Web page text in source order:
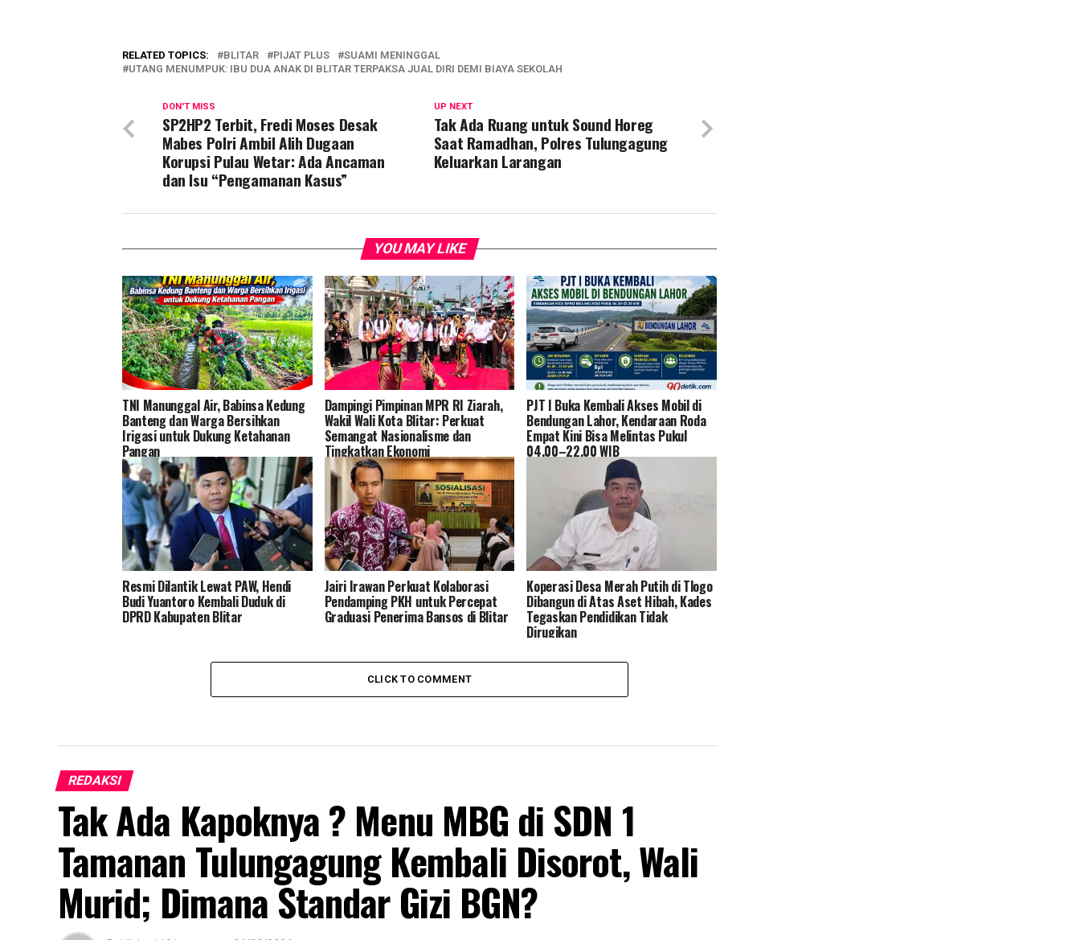
RELATED TOPICS: BLITAR PIJAT PLUS
SUAMI MENINGGAL
UTANG MENUMPUK: IBU DUA ANAK DI BLITAR TERPAKSA JUAL DIRI DEMI BIAYA SEKOLAH
UP NEXT
Tak Ada Ruang untuk Sound Horeg
Saat Ramadhan, Polres Tulungagung
Keluarkan Larangan
DON'T MISS
SP2HP2 Terbit, Fredi Moses Desak
Mabes Polri Ambil Alih Dugaan
Korupsi Pulau Wetar: Ada Ancaman
dan Isu “Pengamanan Kasus”
YOU MAY LIKE
TNI Manunggal Air, Babinsa Kedung
Banteng dan Warga Bersihkan
Irigasi untuk Dukung Ketahanan
Pangan
Dampingi Pimpinan MPR RI Ziarah,
Wakil Wali Kota Blitar: Perkuat
Semangat Nasionalisme dan
Tingkatkan Ekonomi
PJT I Buka Kembali Akses Mobil di
Bendungan Lahor, Kendaraan Roda
Empat Kini Bisa Melintas Pukul
04.00–22.00 WIB
Resmi Dilantik Lewat PAW, Hendi
Budi Yuantoro Kembali Duduk di
DPRD Kabupaten Blitar
Jairi Irawan Perkuat Kolaborasi
Pendamping PKH untuk Percepat
Graduasi Penerima Bansos di Blitar
Koperasi Desa Merah Putih di Tlogo
Dibangun di Atas Aset Hibah, Kades
Tegaskan Pendidikan Tidak
Dirugikan
CLICK TO COMMENT
REDAKSI
Tak Ada Kapoknya ? Menu MBG di SDN 1
Tamanan Tulungagung Kembali Disorot, Wali
Murid; Dimana Standar Gizi BGN?